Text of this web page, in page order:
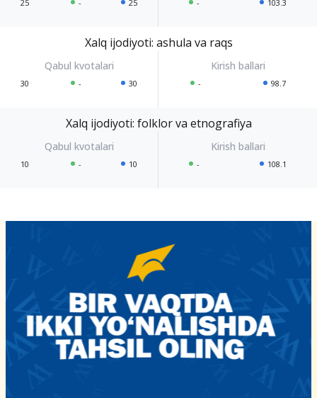
25 - 25 - 103.3
Xalq ijodiyoti: ashula va raqs
30 - 30 - 98.7
Xalq ijodiyoti: folklor va etnografiya
10 - 10 - 108.1